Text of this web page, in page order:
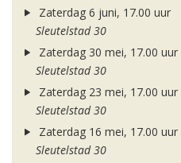
Zaterdag 6 juni, 17.00 uur
Sleutelstad 30
Zaterdag 30 mei, 17.00 uur
Sleutelstad 30
Zaterdag 23 mei, 17.00 uur
Sleutelstad 30
Zaterdag 16 mei, 17.00 uur
Sleutelstad 30